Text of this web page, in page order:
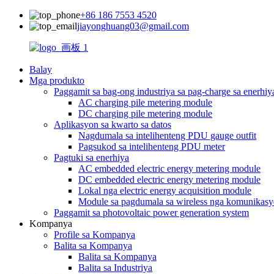
+86 186 7553 4520
jiayonghuang03@gmail.com
Balay
Mga produkto
Paggamit sa bag-ong industriya sa pag-charge sa
AC charging pile metering module
DC charging pile metering module
Aplikasyon sa kwarto sa datos
Nagdumala sa intelihenteng PDU gauge outfit
Pagsukod sa intelihenteng PDU meter
Pagtuki sa enerhiya
AC embedded electric energy metering module
DC embedded electric energy metering module
Lokal nga electric energy acquisition module
Module sa pagdumala sa wireless nga
Paggamit sa photovoltaic power generation system
Kompanya
Profile sa Kompanya
Balita sa Kompanya
Balita sa Kompanya
Balita sa Industriya